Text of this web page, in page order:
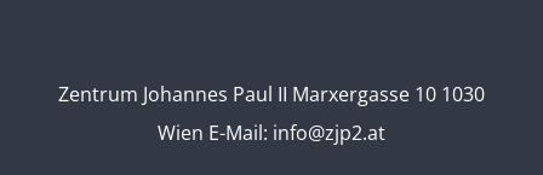
Zentrum Johannes Paul II Marxergasse 10 1030
Wien E-Mail: info@zjp2.at